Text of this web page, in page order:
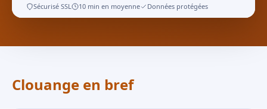
Sécurisé SSL 10 min en moyenne Données protégées
Clouange en bref